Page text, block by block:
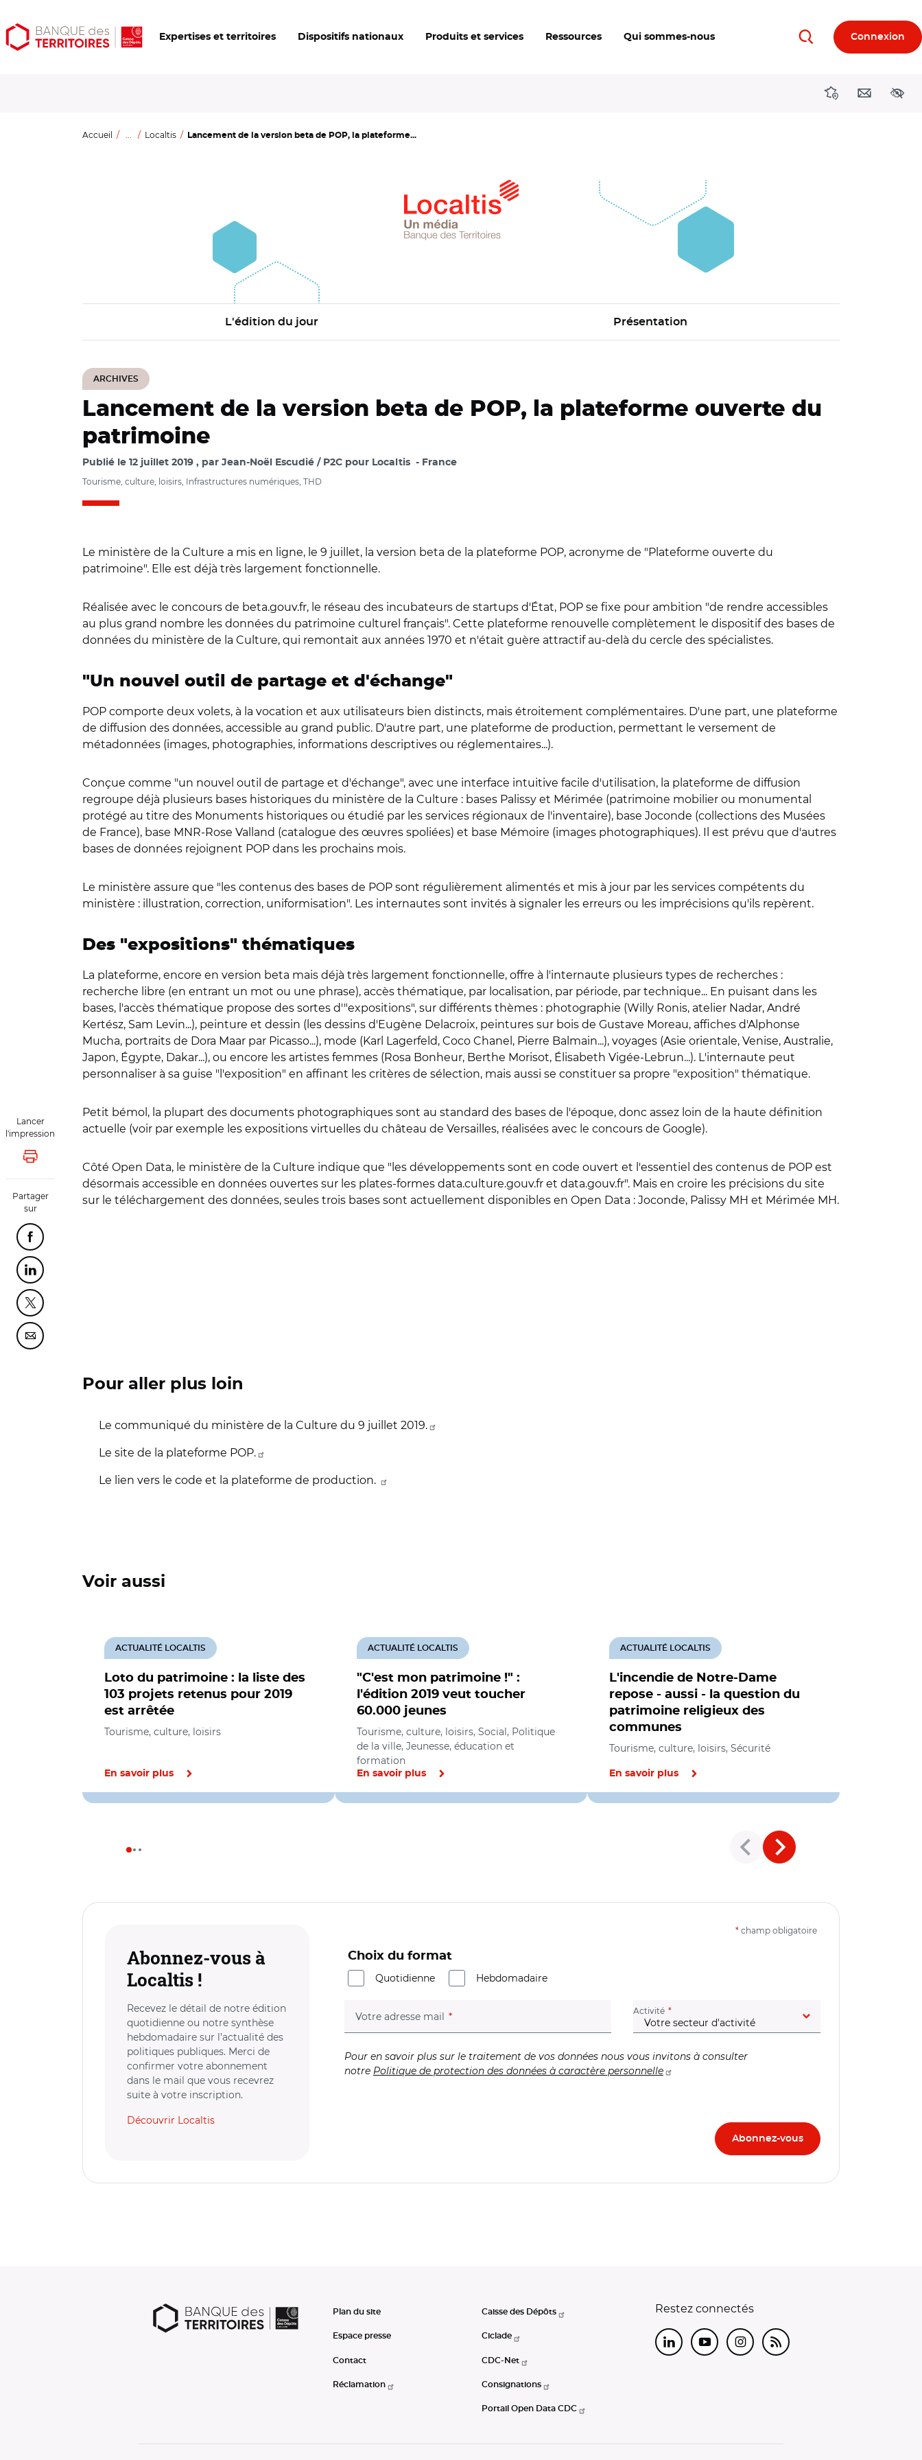
Aller
au
Aller
au
Ouvrir
les
Expertises et territoires Dispositifs nationaux Produits et services Ressources Qui sommes-nous RechercherConnexion
DirectionsContact
Accueil ... Localtis Lancement de la version beta de POP, la plateforme...
L'édition du jour Présentation
ARCHIVES
Lancer
l'impression
Lancer l'impression
Partager
sur
Partager cette page sur Facebook
Partager cette page sur Linkedin
Partager cette page sur Twitter
Partager cette page sur Courriel
Lancement de la version beta de POP, la plateforme ouverte du
patrimoine
Publié le 12 juillet 2019 par Jean-Noël Escudié / P2C pour Localtis France
Tourisme, culture, loisirs, Infrastructures numériques, THD
Le ministère de la Culture a mis en ligne, le 9 juillet, la version beta de la plateforme POP, acronyme de "Plateforme ouverte du
patrimoine". Elle est déjà très largement fonctionnelle.
Réalisée avec le concours de beta.gouv.fr, le réseau des incubateurs de startups d'État, POP se fixe pour ambition "de rendre accessibles
au plus grand nombre les données du patrimoine culturel français". Cette plateforme renouvelle complètement le dispositif des bases de
données du ministère de la Culture, qui remontait aux années 1970 et n'était guère attractif au-delà du cercle des spécialistes.
"Un nouvel outil de partage et d'échange"
POP comporte deux volets, à la vocation et aux utilisateurs bien distincts, mais étroitement complémentaires. D'une part, une plateforme
de diffusion des données, accessible au grand public. D'autre part, une plateforme de production, permettant le versement de
métadonnées (images, photographies, informations descriptives ou réglementaires...).
Conçue comme "un nouvel outil de partage et d'échange", avec une interface intuitive facile d'utilisation, la plateforme de diffusion
regroupe déjà plusieurs bases historiques du ministère de la Culture : bases Palissy et Mérimée (patrimoine mobilier ou monumental
protégé au titre des Monuments historiques ou étudié par les services régionaux de l'inventaire), base Joconde (collections des Musées
de France), base MNR-Rose Valland (catalogue des œuvres spoliées) et base Mémoire (images photographiques). Il est prévu que d'autres
bases de données rejoignent POP dans les prochains mois.
Le ministère assure que "les contenus des bases de POP sont régulièrement alimentés et mis à jour par les services compétents du
ministère : illustration, correction, uniformisation". Les internautes sont invités à signaler les erreurs ou les imprécisions qu'ils repèrent.
Des "expositions" thématiques
La plateforme, encore en version beta mais déjà très largement fonctionnelle, offre à l'internaute plusieurs types de recherches :
recherche libre (en entrant un mot ou une phrase), accès thématique, par localisation, par période, par technique... En puisant dans les
bases, l'accès thématique propose des sortes d'"expositions", sur différents thèmes : photographie (Willy Ronis, atelier Nadar, André
Kertész, Sam Levin...), peinture et dessin (les dessins d'Eugène Delacroix, peintures sur bois de Gustave Moreau, affiches d'Alphonse
Mucha, portraits de Dora Maar par Picasso...), mode (Karl Lagerfeld, Coco Chanel, Pierre Balmain...), voyages (Asie orientale, Venise, Australie,
Japon, Égypte, Dakar...), ou encore les artistes femmes (Rosa Bonheur, Berthe Morisot, Élisabeth Vigée-Lebrun...). L'internaute peut
personnaliser à sa guise "l'exposition" en affinant les critères de sélection, mais aussi se constituer sa propre "exposition" thématique.
Petit bémol, la plupart des documents photographiques sont au standard des bases de l'époque, donc assez loin de la haute définition
actuelle (voir par exemple les expositions virtuelles du château de Versailles, réalisées avec le concours de Google).
Côté Open Data, le ministère de la Culture indique que "les développements sont en code ouvert et l'essentiel des contenus de POP est
désormais accessible en données ouvertes sur les plates-formes data.culture.gouv.fr et data.gouv.fr". Mais en croire les précisions du site
sur le téléchargement des données, seules trois bases sont actuellement disponibles en Open Data : Joconde, Palissy MH et Mérimée MH.
Pour aller plus loin
Le communiqué du ministère de la Culture du 9 juillet 2019.
Le site de la plateforme POP.
Le lien vers le code et la plateforme de production.
Voir aussi
Loto du patrimoine : la liste des
103 projets retenus pour 2019
est arrêtée
ACTUALITÉ LOCALTIS
Tourisme, culture, loisirs
En savoir plus
"C'est mon patrimoine !" :
l'édition 2019 veut toucher
60.000 jeunes
ACTUALITÉ LOCALTIS
Tourisme, culture, loisirs, Social, Politique
de la ville, Jeunesse, éducation et
formation
En savoir plus
L'incendie de Notre-Dame
repose - aussi - la question du
patrimoine religieux des
communes
ACTUALITÉ LOCALTIS
Tourisme, culture, loisirs, Sécurité
En savoir plus
Abonnez-vous à
Localtis !
Recevez le détail de notre édition
quotidienne ou notre synthèse
hebdomadaire sur l’actualité des
politiques publiques. Merci de
confirmer votre abonnement
dans le mail que vous recevrez
suite à votre inscription.
Découvrir Localtis
* champ obligatoire
Choix du format
Quotidienne
Hebdomadaire
Votre adresse mail (champ obligatoire) Activité (champ obligatoire)
Pour en savoir plus sur le traitement de vos données nous vous invitons à consulter
notre Politique de protection des données à caractère personnelle
Plan du site
Espace presse
Contact
Réclamation
Caisse des Dépôts
Ciclade
CDC-Net
Consignations
Portail Open Data CDC
Restez connectés
LinkedInYoutubeInstagram
RSS